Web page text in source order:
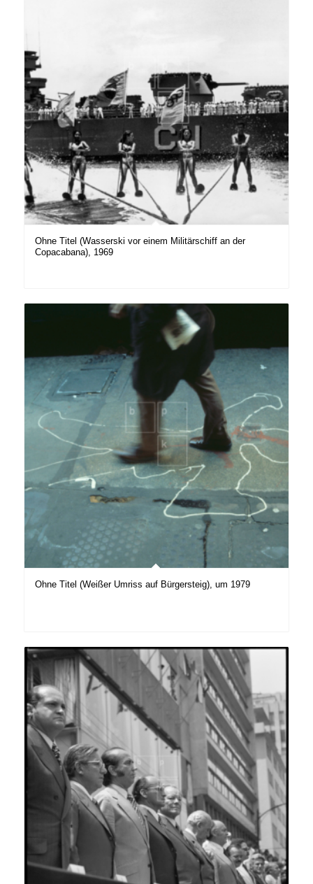
Ohne Titel (Wasserski vor einem Militärschiff an der
Copacabana), 1969
Ohne Titel (Weißer Umriss auf Bürgersteig), um 1979